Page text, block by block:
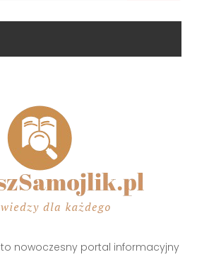
to nowoczesny portal informacyjny